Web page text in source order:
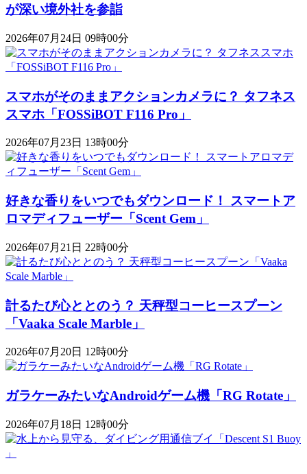
が深い境外社を参詣
2026年07月24日 09時00分
スマホがそのままアクションカメラに？ タフネス
スマホ「FOSSiBOT F116 Pro」
2026年07月23日 13時00分
好きな香りをいつでもダウンロード！ スマートア
ロマディフューザー「Scent Gem」
2026年07月21日 22時00分
計るたび心ととのう？ 天秤型コーヒースプーン
「Vaaka Scale Marble」
2026年07月20日 12時00分
ガラケーみたいなAndroidゲーム機「RG Rotate」
2026年07月18日 12時00分